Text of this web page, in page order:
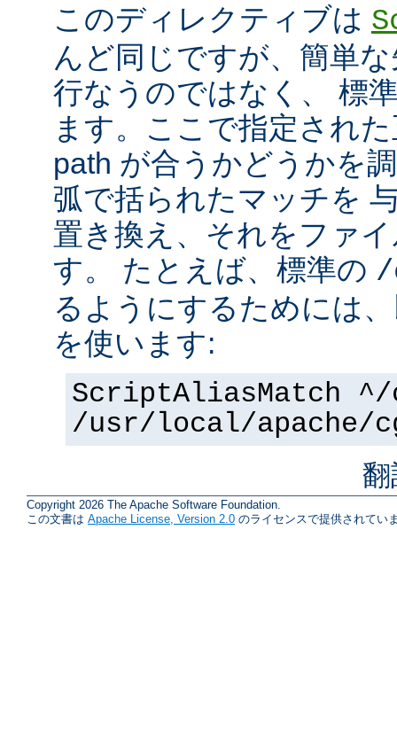
このディレクティブは
んど同じですが、簡単
行なうのではなく、 標
ます。ここで指定され
path が合うかどうかを
弧で括られたマッチを
置き換え、それをファ
す。 たとえば、標準の /
るようにするためには
を使います:
ScriptAliasMatch
/usr/local/apache/
Copyright 2026 The Apache Software Foundation.
この文書は Apache License, Version 2.0 のライセンスで提供されてい